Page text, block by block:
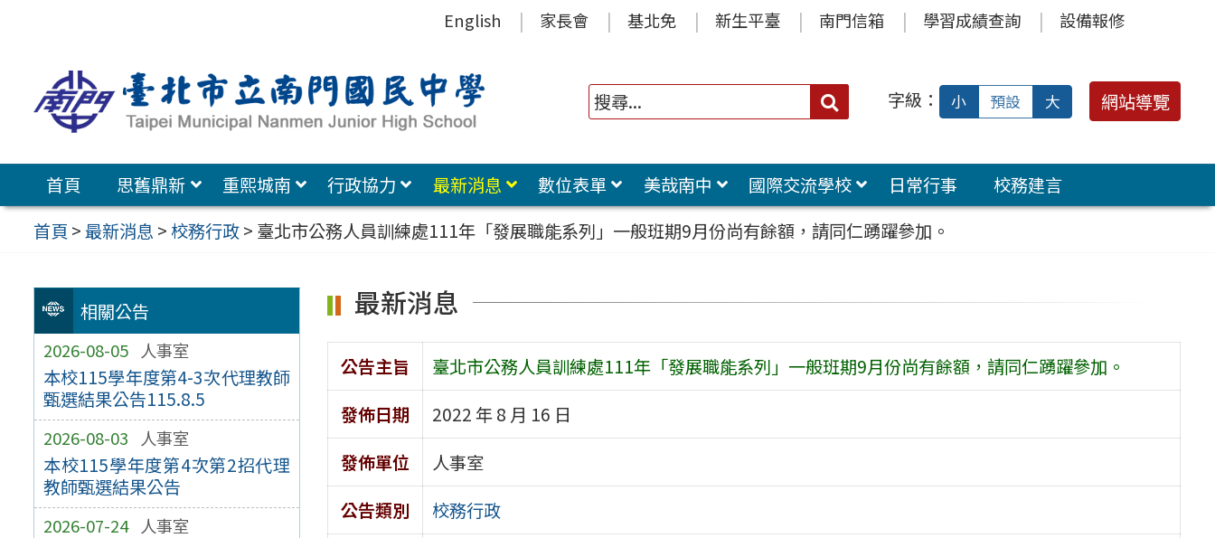
容
區
English 家長會 基北免 新生平臺 南門信箱 學習成績查詢 設備報修
搜
字級： 小 預設 大 網站導覽
首頁 思舊鼎新 重熙城南 行政協力 最新消息 數位表單 美哉南中 國際交流學校 日常行事
校務建言
首頁 >最新消息 >校務行政> 臺北市公務人員訓練處111年「發展職能系列」一般班期9月份尚有餘額，請同仁踴躍參加。
相關公告
2026-08-05 人事室
本校115學年度第4-3次代理教師
甄選結果公告115.8.5
2026-08-03 人事室
本校115學年度第4次第2招代理
教師甄選結果公告
2026-07-24 人事室
最新消息
公告主旨
臺北市公務人員訓練處111年「發展職能系列」一般班期9月份尚有餘額，請同仁踴躍參加。
發佈日期
2022 年 8 月 16 日
發佈單位
人事室
公告類別
校務行政